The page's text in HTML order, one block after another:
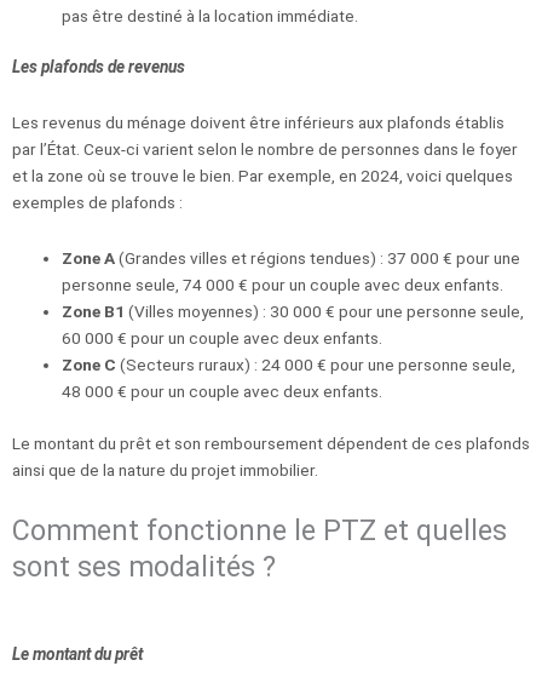
pas être destiné à la location immédiate.
Les plafonds de revenus
Les revenus du ménage doivent être inférieurs aux plafonds établis
par l’État. Ceux-ci varient selon le nombre de personnes dans le foyer
et la zone où se trouve le bien. Par exemple, en 2024, voici quelques
exemples de plafonds :
Zone A(Grandes villes et régions tendues) : 37 000 € pour une
personne seule, 74 000 € pour un couple avec deux enfants.
Zone B1 (Villes moyennes) : 30 000 € pour une personne seule,
60 000 € pour un couple avec deux enfants.
Zone C (Secteurs ruraux) : 24 000 € pour une personne seule,
48 000 € pour un couple avec deux enfants.
Le montant du prêt et son remboursement dépendent de ces plafonds
ainsi que de la nature du projet immobilier.
Comment fonctionne le PTZ et quelles
sont ses modalités ?
Le montant du prêt